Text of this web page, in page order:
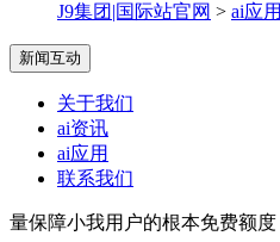
J9集团|国际站官网 > ai应用
新闻互动
关于我们
ai资讯
ai应用
联系我们
量保障小我用户的根本免费额度